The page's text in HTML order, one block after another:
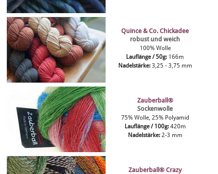
Quince & Co. Chickadee
robust und weich
100% Wolle
Lauflänge / 50g: 166m
Nadelstärke: 3,25 - 3,75 mm
Zauberball®
Sockenwolle
75% Wolle, 25% Polyamid
Lauflänge / 100g: 420m
Nadelstärke: 2-3 mm
Zauberball® Crazy